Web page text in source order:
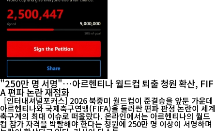
"250만 명 서명"…아르헨티나 월드컵 퇴출 청원 확산, FIF
A 편파 논란 재점화
[인터내셔널포커스] 2026 북중미 월드컵이 준결승을 앞둔 가운데
아르헨티나와 국제축구연맹(FIFA)을 둘러싼 편파 판정 논란이 세계
축구계의 최대 이슈로 떠올랐다. 온라인에서는 아르헨티나의 월드
컵 참가 자격을 박탈해야 한다는 청원에 250만 명 이상이 서명하며